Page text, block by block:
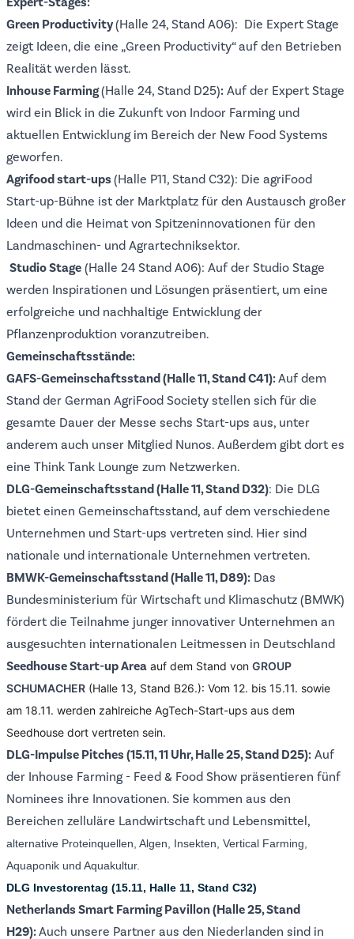
Green Productivity(Halle 24, Stand A06): Die Expert Stage
zeigt Ideen, die eine „Green Productivity“ auf den Betrieben
Realität werden lässt.
Inhouse Farming(Halle 24, Stand D25): Auf der Expert Stage
wird ein Blick in die Zukunft von Indoor Farming und
aktuellen Entwicklung im Bereich der New Food Systems
geworfen.
Agrifood start-ups (Halle P11, Stand C32): Die agriFood
Start-up-Bühne ist der Marktplatz für den Austausch großer
Ideen und die Heimat von Spitzeninnovationen für den
Landmaschinen- und Agrartechniksektor.
Studio Stage (Halle 24 Stand A06): Auf der Studio Stage
werden Inspirationen und Lösungen präsentiert, um eine
erfolgreiche und nachhaltige Entwicklung der
Pflanzenproduktion voranzutreiben.
Gemeinschaftsstände:
GAFS-Gemeinschaftsstand (Halle 11, Stand C41):Auf dem
Stand der German AgriFood Society stellen sich für die
gesamte Dauer der Messe sechs Start-ups aus, unter
anderem auch unser Mitglied Nunos. Außerdem gibt dort es
eine Think Tank Lounge zum Netzwerken.
DLG-Gemeinschaftsstand (Halle 11, Stand D32): Die DLG
bietet einen Gemeinschaftsstand, auf dem verschiedene
Unternehmen und Start-ups vertreten sind. Hier sind
nationale und internationale Unternehmen vertreten.
BMWK-Gemeinschaftsstand (Halle 11, D89): Das
Bundesministerium für Wirtschaft und Klimaschutz (BMWK)
fördert die Teilnahme junger innovativer Unternehmen an
ausgesuchten internationalen Leitmessen in Deutschland
Seedhouse Start-up Area auf dem Stand von GROUP
SCHUMACHER (Halle 13, Stand B26.): Vom 12. bis 15.11. sowie
am 18.11. werden zahlreiche AgTech-Start-ups aus dem
Seedhouse dort vertreten sein.
DLG-Impulse Pitches (15.11, 11 Uhr, Halle 25, Stand D25): Auf
der Inhouse Farming - Feed & Food Show präsentieren fünf
Nominees ihre Innovationen. Sie kommen aus den
Bereichen zelluläre Landwirtschaft und Lebensmittel,
alternative Proteinquellen, Algen, Insekten, Vertical Farming,
Aquaponik und Aquakultur.
DLG Investorentag (15.11, Halle 11, Stand C32)
Netherlands Smart Farming Pavillon (Halle 25, Stand
H29):Auch unsere Partner aus den Niederlanden sind in